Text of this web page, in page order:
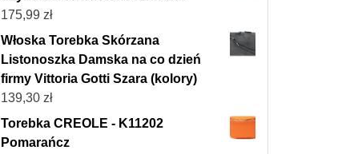
175,99 zł
Włoska Torebka Skórzana
Listonoszka Damska na co dzień
firmy Vittoria Gotti Szara (kolory)
139,30 zł
Torebka CREOLE - K11202
Pomarańcz